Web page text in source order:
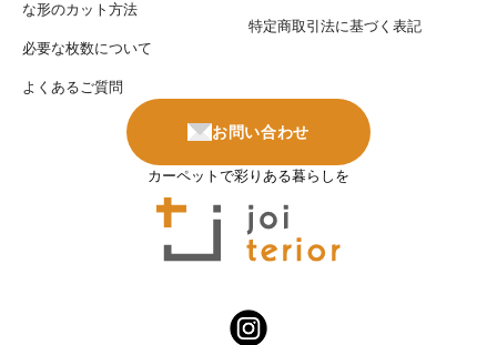
な形のカット方法
必要な枚数について
よくあるご質問
特定商取引法に基づく表記
お問い合わせ
カーペットで彩りある暮らしを